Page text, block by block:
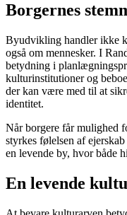
Borgernes
Byudvikling handler ikke
også om mennesker. I
betydning i
kulturinstitutioner og
der kan være med til at
identitet.
Når borgere får mulighed
styrkes følelsen af
en levende by, hvor både
En levende